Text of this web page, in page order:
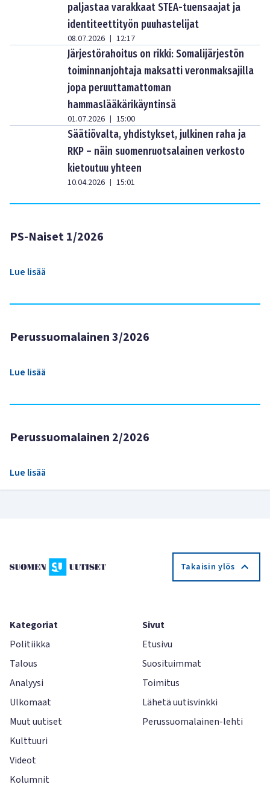
paljastaa varakkaat STEA-tuensaajat ja
identiteettityön puuhastelijat
08.07.2026 12:17
Järjestörahoitus on rikki: Somalijärjestön
toiminnanjohtaja maksatti veronmaksajilla
jopa peruuttamattoman
hammaslääkärikäyntinsä
01.07.2026 15:00
Säätiövalta, yhdistykset, julkinen raha ja
RKP – näin suomenruotsalainen verkosto
kietoutuu yhteen
10.04.2026 15:01
PS-Naiset 1/2026
Lue lisää
Perussuomalainen 3/2026
Lue lisää
Perussuomalainen 2/2026
Lue lisää
Takaisin ylös
Kategoriat
Politiikka
Talous
Analyysi
Ulkomaat
Muut uutiset
Kulttuuri
Videot
Kolumnit
Sivut
Etusivu
Suosituimmat
Toimitus
Lähetä uutisvinkki
Perussuomalainen-lehti